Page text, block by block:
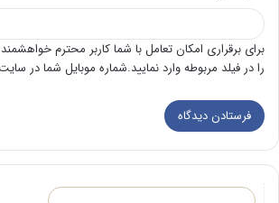
برای برقراری امکان تعامل با شما کاربر محترم
را در فیلد مربوطه وارد نمایید.شماره موبایل شما در